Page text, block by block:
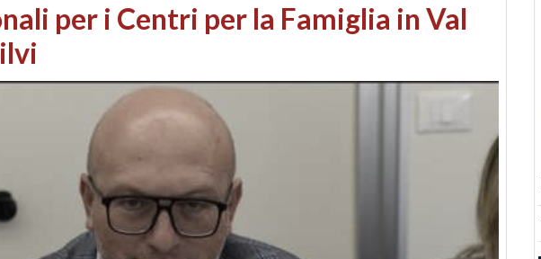
sequestrato un chiosco sul
abusi edilizi e occupazione